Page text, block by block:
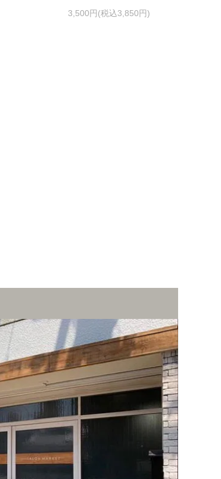
3,500円(税込3,850円)